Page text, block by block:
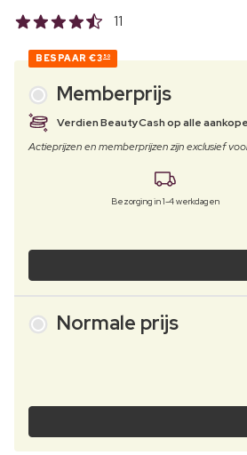
11
BESPAAR €3 50
Memberprijs
Verdien BeautyCash op alle
Actieprijzen en memberprijzen zijn exclusief
Bezorging in 1-4 werkdagen
Normale prijs